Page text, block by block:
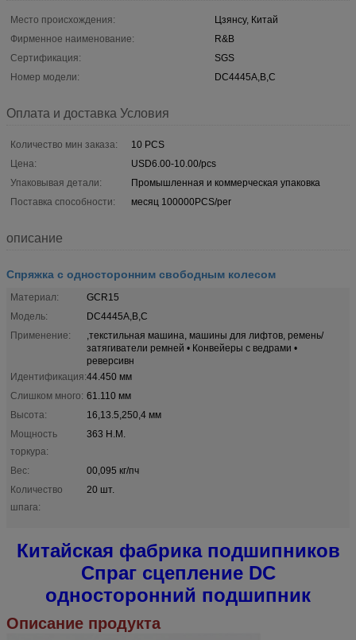
Место происхождения:
Цзянсу, Китай
Фирменное наименование:
R&B
Сертификация:
SGS
Номер модели:
DC4445A,B,C
Оплата и доставка Условия
Количество мин заказа:
10 PCS
Цена:
USD6.00-10.00/pcs
Упаковывая детали:
Промышленная и коммерческая упаковка
Поставка способности:
месяц 100000PCS/per
описание
Спряжка с односторонним свободным колесом
Материал:
GCR15
Модель:
DC4445A,B,C
Применение:
,текстильная машина, машины для лифтов, ремень/
затягиватели ремней • Конвейеры с ведрами •
реверсивн
Идентификация:44.450 мм
Слишком много: 61.110 мм
Высота:
16,13.5,250,4 мм
Мощность
торкура:
363 Н.М.
Вес:
00,095 кг/пч
Количество
шпага:
20 шт.
Китайская фабрика подшипников
Спраг сцепление DC
односторонний подшипник
Описание продукта